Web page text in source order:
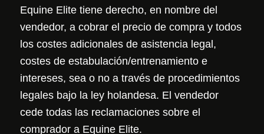
Equine Elite tiene derecho, en nombre del
vendedor, a cobrar el precio de compra y todos
los costes adicionales de asistencia legal,
costes de estabulación/entrenamiento e
intereses, sea o no a través de procedimientos
legales bajo la ley holandesa. El vendedor
cede todas las reclamaciones sobre el
comprador a Equine Elite.